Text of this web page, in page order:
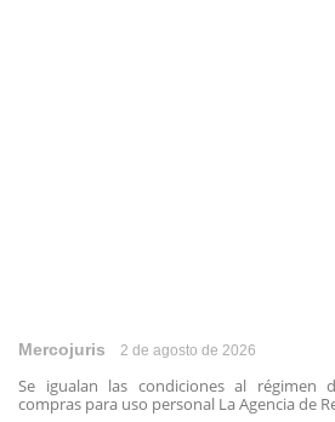
Mercojuris 2 de agosto de 2026
Se igualan las condiciones al régimen
compras para uso personal La Agencia de